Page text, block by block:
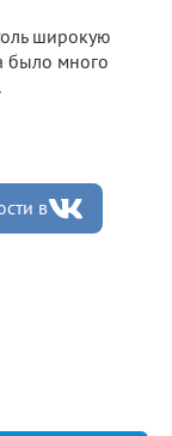
широкую
было много
в